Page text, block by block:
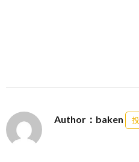
Author：baken